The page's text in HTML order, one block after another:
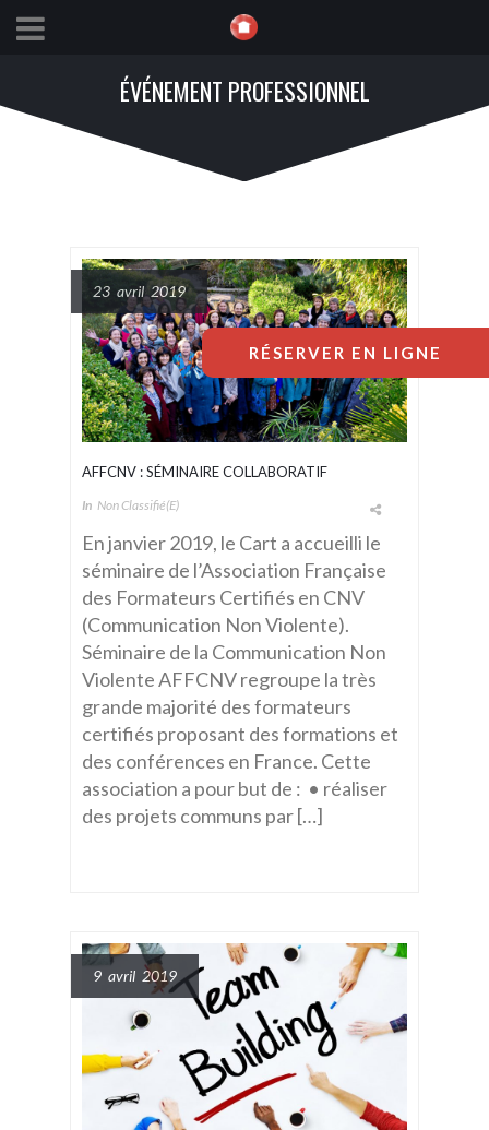
ÉVÉNEMENT PROFESSIONNEL
23 avril 2019
AFFCNV : SÉMINAIRE COLLABORATIF
In Non Classifié(e)
En janvier 2019, le Cart a accueilli le
séminaire de l’Association Française
des Formateurs Certifiés en CNV
(Communication Non Violente).
Séminaire de la Communication Non
Violente AFFCNV regroupe la très
grande majorité des formateurs
certifiés proposant des formations et
des conférences en France. Cette
association a pour but de : • réaliser
des projets communs par […]
9 avril 2019
RÉSERVER EN LIGNE